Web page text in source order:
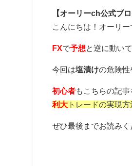
【オーリーch公式ブ
こんにちは！オーリー
FXで予想 と逆に動い
今回は塩漬けの危険性
初心者もこちらの記
利大 トレードの実現
ぜひ最後までお読みく